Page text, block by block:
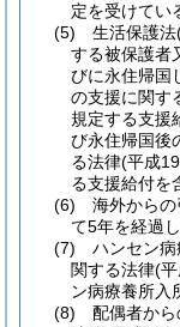
定を受けてい
(5)
生活保護法
する被保護者
びに永住帰国
の支援に関す
規定する支援
び永住帰国後
る法律(平成
る支援給付を
(6)
海外から
て5年を経過
(7)
ハンセン
関する法律(
ン病療養所入
(8)
配偶者か